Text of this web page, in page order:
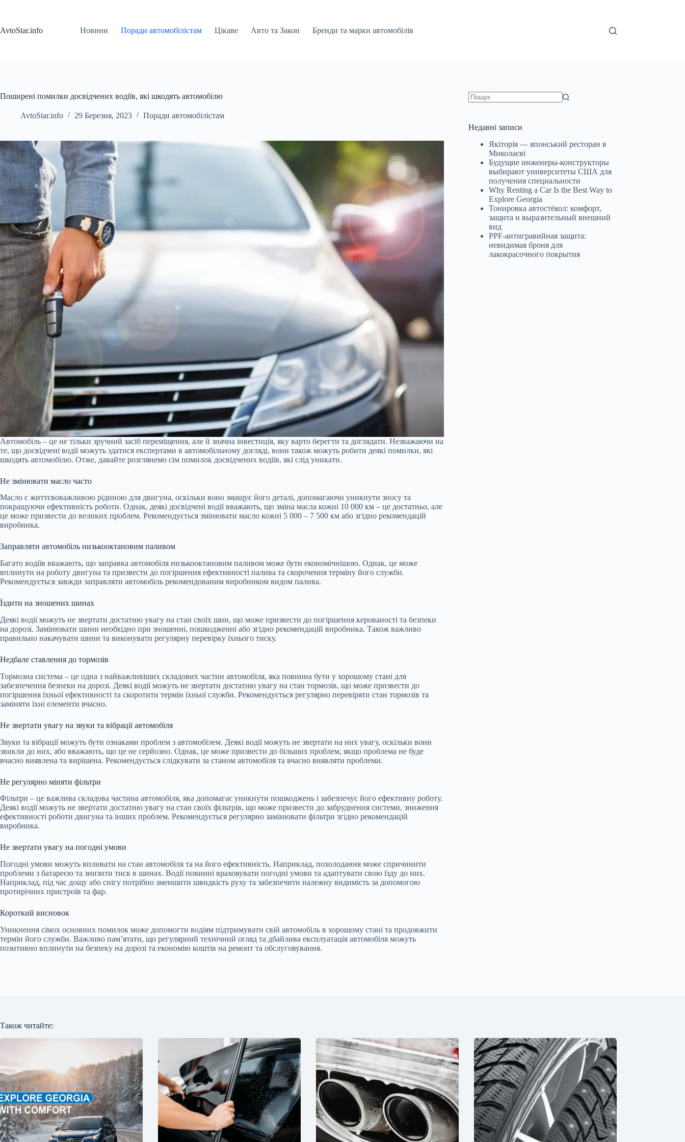
AvtoStar.info
Новини Поради автомобілістам Цікаве Авто та Закон Бренди та марки автомобілів
Поширені помилки досвідчених водіїв, які шкодять автомобілю
AvtoStar.info 29 Березня, 2023 Поради автомобілістам
Автомобіль – це не тільки зручний засіб переміщення, але й значна інвестиція, яку варто берегти та доглядати. Незважаючи на
те, що досвідчені водії можуть здатися експертами в автомобільному догляді, вони також можуть робити деякі помилки, які
шкодять автомобілю. Отже, давайте розглянемо сім помилок досвідчених водіїв, які слід уникати.
Не змінювати масло часто
Масло є життєвоважливою рідиною для двигуна, оскільки воно змащує його деталі, допомагаючи уникнути зносу та
покращуючи ефективність роботи. Однак, деякі досвідчені водії вважають, що зміна масла кожні 10 000 км – це достатньо, але
це може призвести до великих проблем. Рекомендується змінювати масло кожні 5 000 – 7 500 км або згідно рекомендацій
виробника.
Заправляти автомобіль низькооктановим паливом
Багато водіїв вважають, що заправка автомобіля низькооктановим паливом може бути економічнішою. Однак, це може
вплинути на роботу двигуна та призвести до погіршення ефективності палива та скорочення терміну його служби.
Рекомендується завжди заправляти автомобіль рекомендованим виробником видом палива.
Їздити на зношених шинах
Деякі водії можуть не звертати достатню увагу на стан своїх шин, що може призвести до погіршення керованості та безпеки
на дорозі. Замінювати шини необхідно при зношенні, пошкодженні або згідно рекомендацій виробника. Також важливо
правильно накачувати шини та виконувати регулярну перевірку їхнього тиску.
Недбале ставлення до тормозів
Тормозна система – це одна з найважливіших складових частин автомобіля, яка повинна бути у хорошому стані для
забезпечення безпеки на дорозі. Деякі водії можуть не звертати достатню увагу на стан тормозів, що може призвести до
погіршення їхньої ефективності та скоротити термін їхньої служби. Рекомендується регулярно перевіряти стан тормозів та
заміняти їхні елементи вчасно.
Не звертати увагу на звуки та вібрації автомобіля
Звуки та вібрації можуть бути ознаками проблем з автомобілем. Деякі водії можуть не звертати на них увагу, оскільки вони
звикли до них, або вважають, що це не серйозно. Однак, це може призвести до більших проблем, якщо проблема не буде
вчасно виявлена та вирішена. Рекомендується слідкувати за станом автомобіля та вчасно виявляти проблеми.
Не регулярно міняти фільтри
Фільтри – це важлива складова частина автомобіля, яка допомагає уникнути пошкоджень і забезпечує його ефективну роботу.
Деякі водії можуть не звертати достатню увагу на стан своїх фільтрів, що може призвести до забруднення системи, зниження
ефективності роботи двигуна та інших проблем. Рекомендується регулярно замінювати фільтри згідно рекомендацій
виробника.
Не звертати увагу на погодні умови
Погодні умови можуть впливати на стан автомобіля та на його ефективність. Наприклад, похолодання може спричинити
проблеми з батареєю та знизити тиск в шинах. Водії повинні враховувати погодні умови та адаптувати свою їзду до них.
Наприклад, під час дощу або снігу потрібно зменшити швидкість руху та забезпечити належну видимість за допомогою
протирічних пристроїв та фар.
Короткий висновок
Уникнення сімох основних помилок може допомогти водіям підтримувати свій автомобіль в хорошому стані та продовжити
термін його служби. Важливо пам’ятати, що регулярний технічний огляд та дбайлива експлуатація автомобіля можуть
позитивно вплинути на безпеку на дорозі та економію коштів на ремонт та обслуговування.
Недавні записи
Якіторія — японський ресторан в
Миколаєві
Будущие инженеры‑конструкторы
выбирают университеты США для
получения специальности
Why Renting a Car Is the Best Way to
Explore Georgia
Тонировка автостёкол: комфорт,
защита и выразительный внешний
вид
PPF-антигравийная защита:
невидимая броня для
лакокрасочного покрытия
Також читайте: